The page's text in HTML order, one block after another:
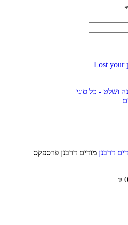
*
Lost your
דרבנן מודים דרבנן פרספקס
₪